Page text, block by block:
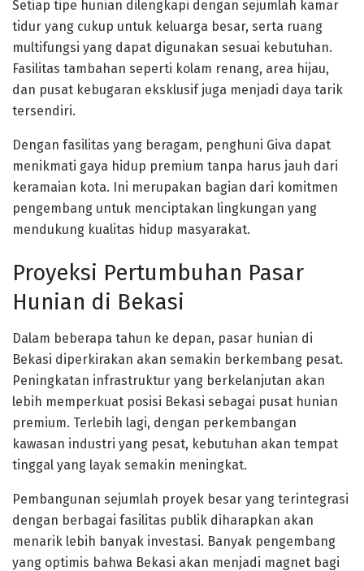
Setiap tipe hunian dilengkapi dengan sejumlah kamar
tidur yang cukup untuk keluarga besar, serta ruang
multifungsi yang dapat digunakan sesuai kebutuhan.
Fasilitas tambahan seperti kolam renang, area hijau,
dan pusat kebugaran eksklusif juga menjadi daya tarik
tersendiri.
Dengan fasilitas yang beragam, penghuni Giva dapat
menikmati gaya hidup premium tanpa harus jauh dari
keramaian kota. Ini merupakan bagian dari komitmen
pengembang untuk menciptakan lingkungan yang
mendukung kualitas hidup masyarakat.
Proyeksi Pertumbuhan Pasar
Hunian di Bekasi
Dalam beberapa tahun ke depan, pasar hunian di
Bekasi diperkirakan akan semakin berkembang pesat.
Peningkatan infrastruktur yang berkelanjutan akan
lebih memperkuat posisi Bekasi sebagai pusat hunian
premium. Terlebih lagi, dengan perkembangan
kawasan industri yang pesat, kebutuhan akan tempat
tinggal yang layak semakin meningkat.
Pembangunan sejumlah proyek besar yang terintegrasi
dengan berbagai fasilitas publik diharapkan akan
menarik lebih banyak investasi. Banyak pengembang
yang optimis bahwa Bekasi akan menjadi magnet bagi